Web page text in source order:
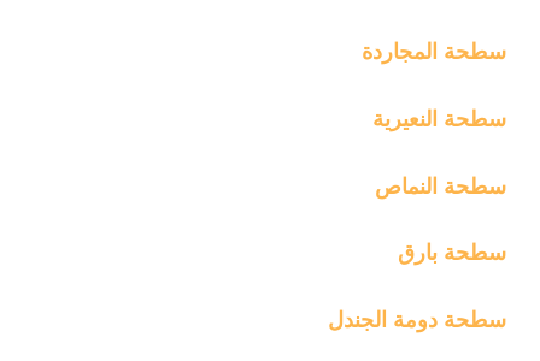
سطحة المجاردة
سطحة النعيرية
سطحة النماص
سطحة بارق
سطحة دومة الجندل